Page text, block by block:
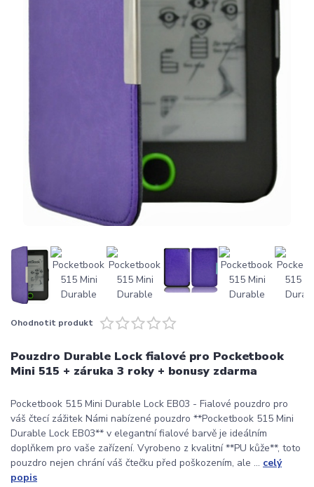
Ohodnotit produkt
Pouzdro Durable Lock fialové pro Pocketbook
Mini 515 + záruka 3 roky + bonusy zdarma
Pocketbook 515 Mini Durable Lock EB03 - Fialové pouzdro pro
váš čtecí zážitek Námi nabízené pouzdro **Pocketbook 515 Mini
Durable Lock EB03** v elegantní fialové barvě je ideálním
doplňkem pro vaše zařízení. Vyrobeno z kvalitní **PU kůže**, toto
pouzdro nejen chrání váš čtečku před poškozením, ale ... celý
popis